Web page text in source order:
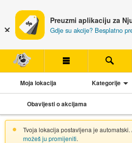
Preuzmi aplikaciju za
Gdje su akcije? Besplatno
Moja lokacija Kategorije
Obavijesti o akcijama
Tvoja lokacija postavljena je automatski.
možeš ju promijeniti.